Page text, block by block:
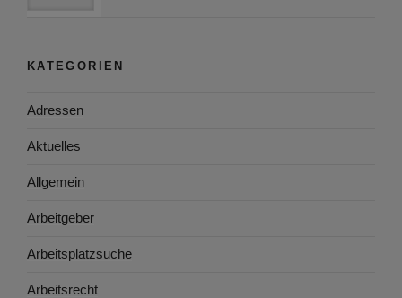
KATEGORIEN
Adressen
Aktuelles
Allgemein
Arbeitgeber
Arbeitsplatzsuche
Arbeitsrecht